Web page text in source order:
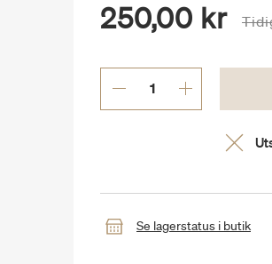
250,00 kr
Se lagerstatus i butik